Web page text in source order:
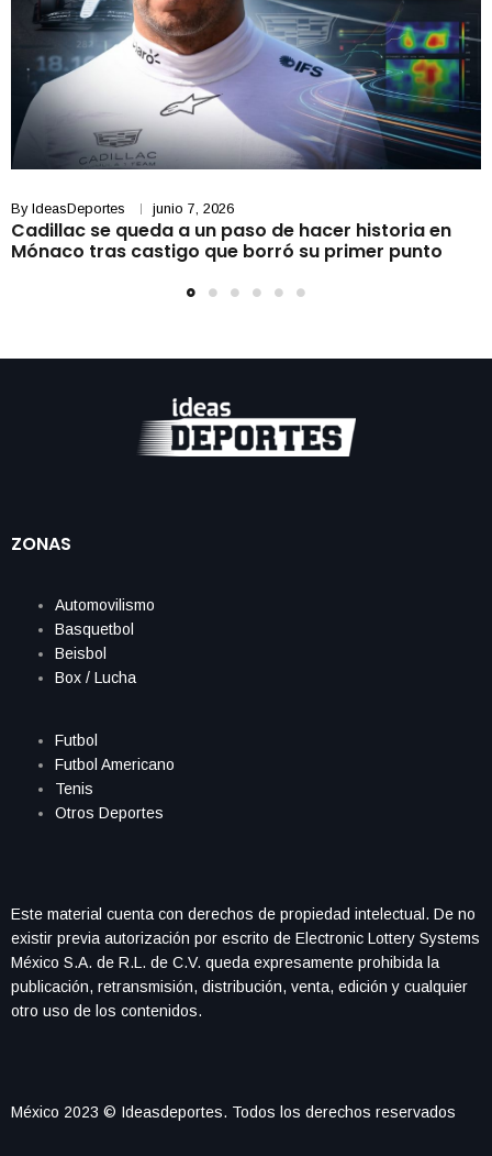
By IdeasDeportes junio 7, 2026
Cadillac se queda a un paso de hacer historia en
Mónaco tras castigo que borró su primer punto
ZONAS
Automovilismo
Basquetbol
Beisbol
Box / Lucha
Futbol
Futbol Americano
Tenis
Otros Deportes
Este material cuenta con derechos de propiedad intelectual. De no
existir previa autorización por escrito de Electronic Lottery Systems
México S.A. de R.L. de C.V. queda expresamente prohibida la
publicación, retransmisión, distribución, venta, edición y cualquier
otro uso de los contenidos.
México 2023 © Ideasdeportes. Todos los derechos reservados